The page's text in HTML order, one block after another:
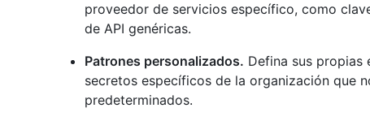
proveedor de servicios específico, como
de API genéricas.
Patrones personalizados. Defina sus propias
secretos específicos de la organización que
predeterminados.